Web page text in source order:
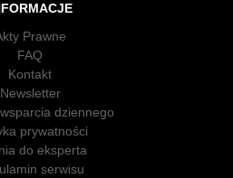
Prawne
FAQ
Kontakt
Newsletter
dziennego
prywatności
do eksperta
serwisu